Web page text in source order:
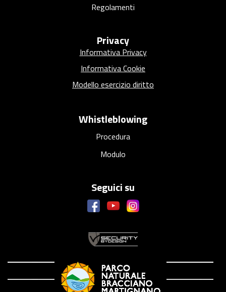
Regolamenti
Privacy
Informativa Privacy
Informativa Cookie
Modello esercizio diritto
Whistleblowing
Procedura
Modulo
Seguici su